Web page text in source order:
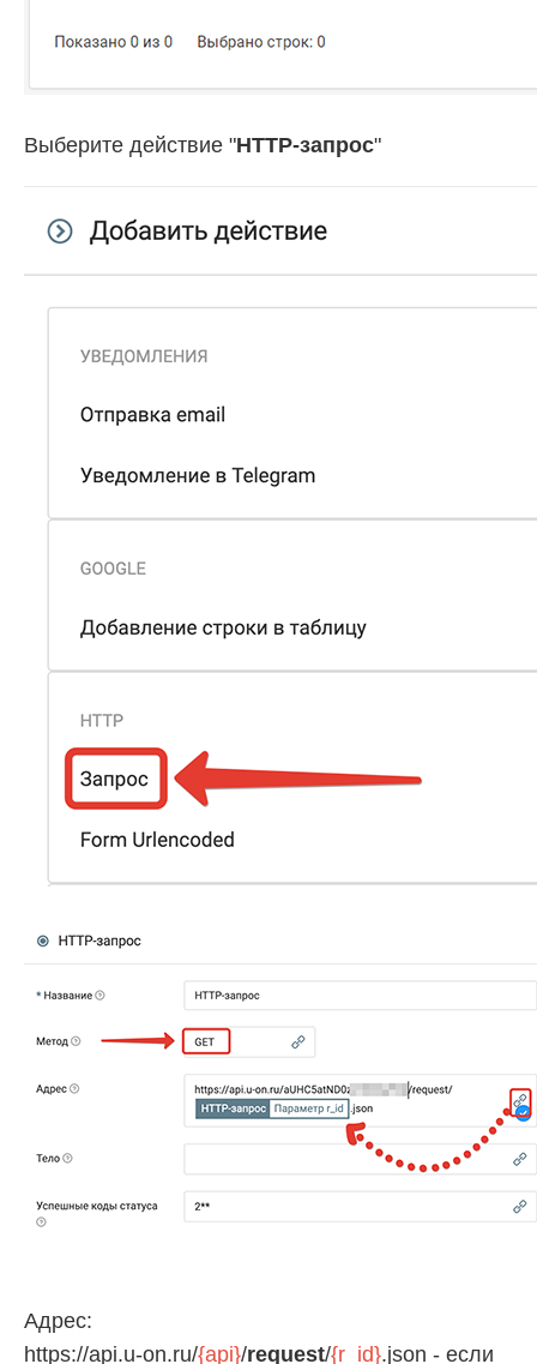
Выберите действие "HTTP-запрос"
Адрес:
https://api.u-on.ru/{api}/request/{r_id}.json - если